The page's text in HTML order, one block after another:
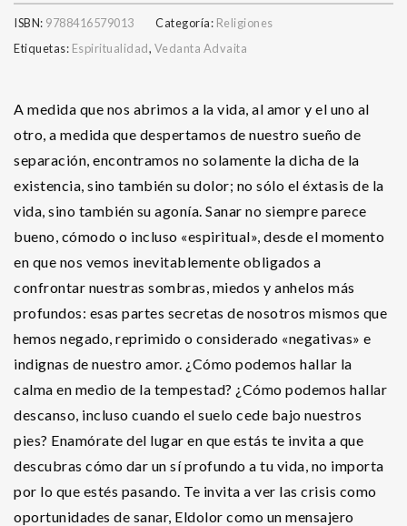
ISBN: 9788416579013 Categoría: Religiones
Etiquetas: Espiritualidad, Vedanta Advaita
A medida que nos abrimos a la vida, al amor y el uno al
otro, a medida que despertamos de nuestro sueño de
separación, encontramos no solamente la dicha de la
existencia, sino también su dolor; no sólo el éxtasis de la
vida, sino también su agonía. Sanar no siempre parece
bueno, cómodo o incluso «espiritual», desde el momento
en que nos vemos inevitablemente obligados a
confrontar nuestras sombras, miedos y anhelos más
profundos: esas partes secretas de nosotros mismos que
hemos negado, reprimido o considerado «negativas» e
indignas de nuestro amor. ¿Cómo podemos hallar la
calma en medio de la tempestad? ¿Cómo podemos hallar
descanso, incluso cuando el suelo cede bajo nuestros
pies? Enamórate del lugar en que estás te invita a que
descubras cómo dar un sí profundo a tu vida, no importa
por lo que estés pasando. Te invita a ver las crisis como
oportunidades de sanar, Eldolor como un mensajero